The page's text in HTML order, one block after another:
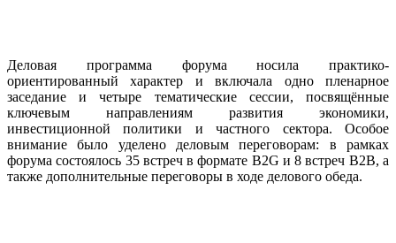
Деловая программа форума носила практико-
ориентированный характер и включала одно пленарное
заседание и четыре тематические сессии, посвящённые
ключевым направлениям развития экономики,
инвестиционной политики и частного сектора. Особое
внимание было уделено деловым переговорам: в рамках
форума состоялось 35 встреч в формате B2G и 8 встреч B2B, а
также дополнительные переговоры в ходе делового обеда.